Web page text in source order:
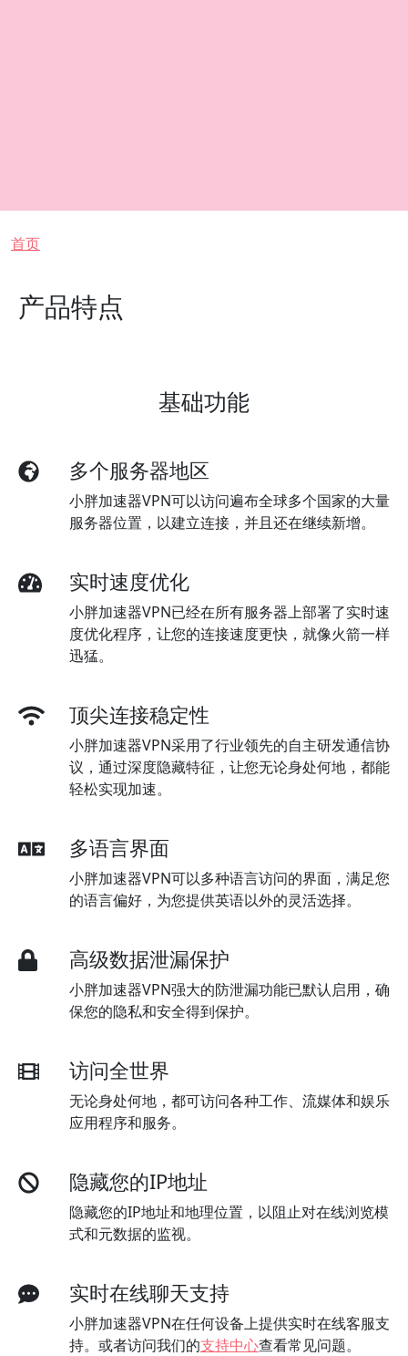
面包屑
首页
产品特点
基础功能
多个服务器地区
小胖加速器VPN可以访问遍布全球多个国家的大量
服务器位置，以建立连接，并且还在继续新增。
实时速度优化
小胖加速器VPN已经在所有服务器上部署了实时速
度优化程序，让您的连接速度更快，就像火箭一样
迅猛。
顶尖连接稳定性
小胖加速器VPN采用了行业领先的自主研发通信协
议，通过深度隐藏特征，让您无论身处何地，都能
轻松实现加速。
多语言界面
小胖加速器VPN可以多种语言访问的界面，满足您
的语言偏好，为您提供英语以外的灵活选择。
高级数据泄漏保护
小胖加速器VPN强大的防泄漏功能已默认启用，确
保您的隐私和安全得到保护。
访问全世界
无论身处何地，都可访问各种工作、流媒体和娱乐
应用程序和服务。
隐藏您的IP地址
隐藏您的IP地址和地理位置，以阻止对在线浏览模
式和元数据的监视。
实时在线聊天支持
小胖加速器VPN在任何设备上提供实时在线客服支
持。或者访问我们的支持中心查看常见问题。